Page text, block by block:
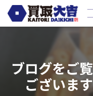
ブログをご
ございま